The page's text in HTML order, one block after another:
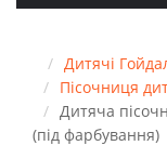
Дитячі
Пісочниця
Дитяча
(під фарбування)